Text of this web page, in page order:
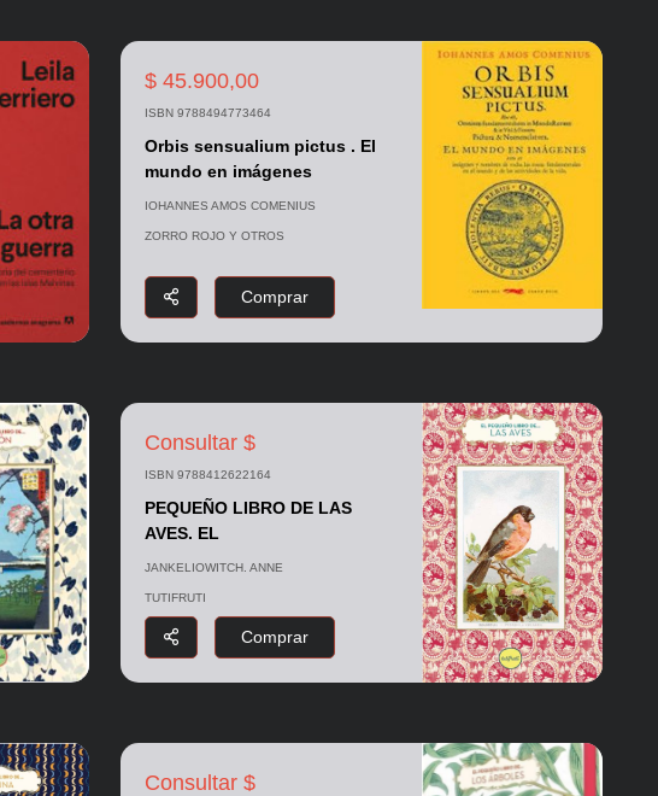
$ 45.900,00
ISBN 9788494773464
Orbis sensualium pictus . El
mundo en imágenes
IOHANNES AMOS COMENIUS
ZORRO ROJO Y OTROS
Comprar
Consultar $
ISBN 9788412622164
PEQUEÑO LIBRO DE LAS
AVES. EL
JANKELIOWITCH. ANNE
TUTIFRUTI
Comprar
Consultar $